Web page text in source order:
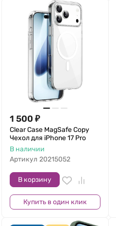
1 500 ₽
Clear Case MagSafe Copy
Чехол для iPhone 17 Pro
В наличии
Артикул 20215052
В корзину
Купить в один клик